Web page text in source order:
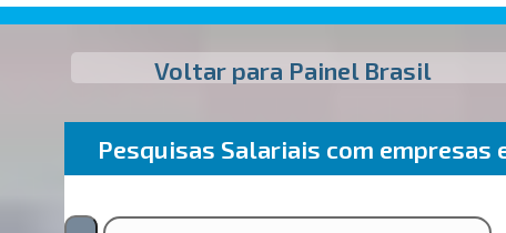
Voltar para Painel Brasil
Pesquisas Salariais com